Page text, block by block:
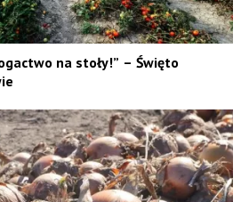
na stoły!” – Święto